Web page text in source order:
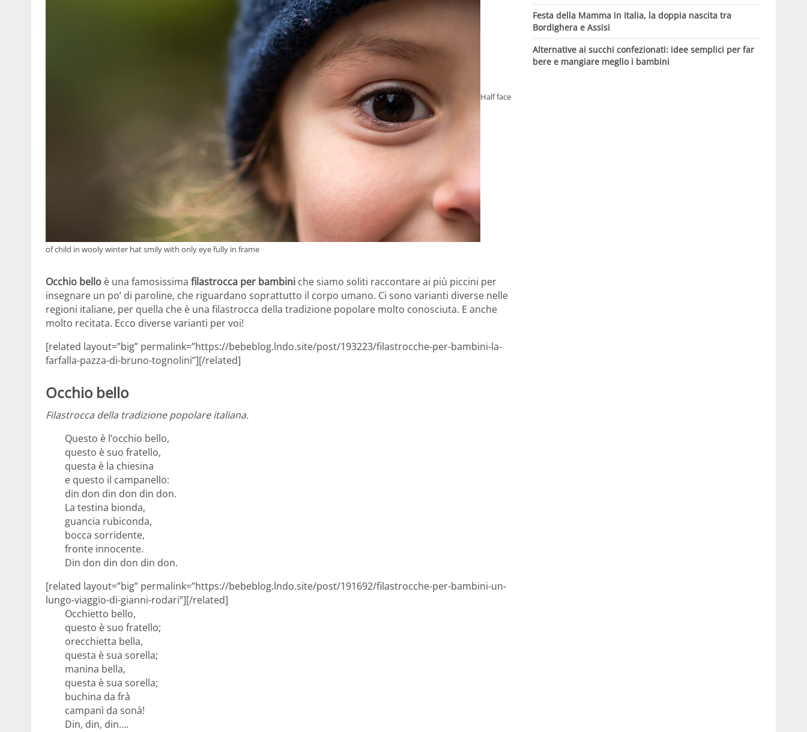
Half face
of child in wooly winter hat smily with only eye fully in frame
Occhio bello è una famosissima filastrocca per bambini che siamo soliti raccontare ai più piccini per
insegnare un po’ di paroline, che riguardano soprattutto il corpo umano. Ci sono varianti diverse nelle
regioni italiane, per quella che è una filastrocca della tradizione popolare molto conosciuta. E anche
molto recitata. Ecco diverse varianti per voi!
[related layout=”big” permalink=”https://bebeblog.lndo.site/post/193223/filastrocche-per-bambini-la-
farfalla-pazza-di-bruno-tognolini”][/related]
Occhio bello
Filastrocca della tradizione popolare italiana.
Questo è l’occhio bello,
questo è suo fratello,
questa è la chiesina
e questo il campanello:
din don din don din don.
La testina bionda,
guancia rubiconda,
bocca sorridente,
fronte innocente.
Din don din don din don.
[related layout=”big” permalink=”https://bebeblog.lndo.site/post/191692/filastrocche-per-bambini-un-
lungo-viaggio-di-gianni-rodari”][/related]
Occhietto bello,
questo è suo fratello;
orecchietta bella,
questa è sua sorella;
manina bella,
questa è sua sorella;
buchina da frà
campanì da sonà!
Din, din, din….
Festa della Mamma in Italia, la doppia nascita tra
Bordighera e Assisi
Alternative ai succhi confezionati: idee semplici per far
bere e mangiare meglio i bambini